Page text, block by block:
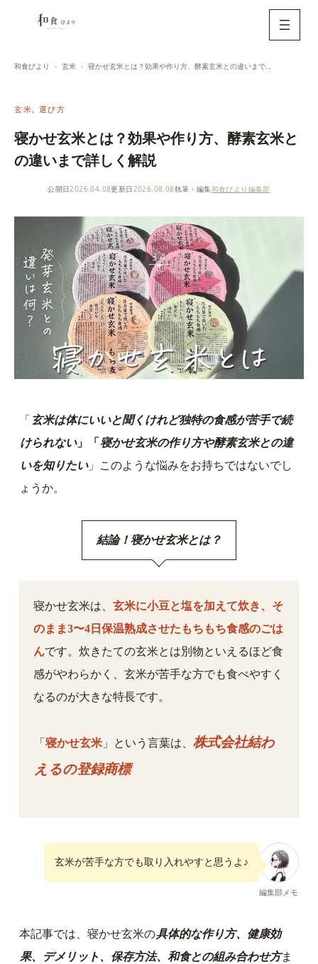
和食びより 玄米 寝かせ玄米とは？効果や作り方、酵素玄米との違いまで詳しく解説
玄米 選び方
寝かせ玄米とは？効果や作り方、酵素玄米と
の違いまで詳しく解説
公開日2026.04.08更新日2026.08.08執筆・編集和食びより編集部
「 玄米は体にいいと聞くけれど独特の食感が苦手で続
けられない」「 寝かせ玄米の作り方や酵素玄米との違
いを知りたい」このような悩みをお持ちではないでし
ょうか。
結論！寝かせ玄米とは？
寝かせ玄米は、玄米に小豆と塩を加えて炊き、そ
のまま3〜4日保温熟成させたもちもち食感のごは
んです。炊きたての玄米とは別物といえるほど食
感がやわらかく、玄米が苦手な方でも食べやすく
なるのが大きな特長です。
「 寝かせ玄米」という言葉は、 株式会社結わ
えるの登録商標
編集部メモ
玄米が苦手な方でも取り入れやすと思うよ♪
本記事では、寝かせ玄米の具体的な作り方、健康効
果、デメリット、保存方法、和食との組み合わせ方ま